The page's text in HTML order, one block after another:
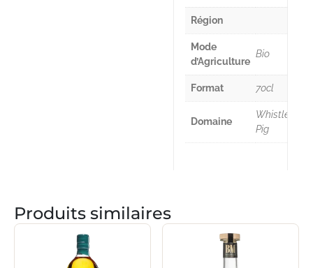
Région
Mode
d’Agriculture
Bio
Format 70cl
Domaine
Whistle
Pig
Produits similaires